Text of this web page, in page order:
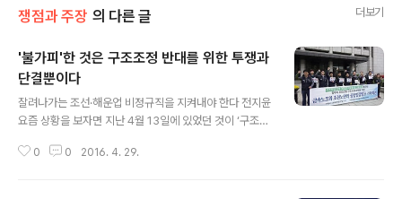
쟁점과 주장 의 다른 글 더보기
'불가피'한 것은 구조조정 반대를 위한 투쟁과
단결뿐이다
잘려나가는 조선·해운업 비정규직을 지켜내야 한다 전지윤
요즘 상황을 보자면 지난 4월 13일에 있었던 것이 ‘구조조
세월호, 테러방지법, 청문회 얘기 등이 나오면서 야당이 뭔
0 0 2016. 4. 29.